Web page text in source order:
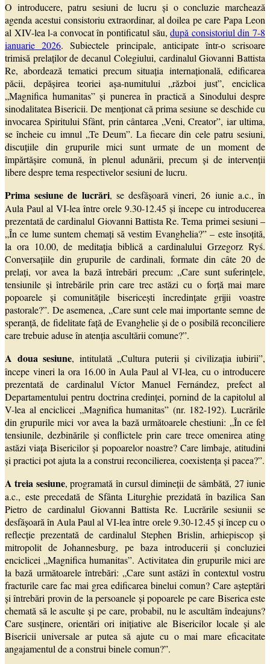
O introducere, patru sesiuni de lucru și o concluzie marchează
agenda acestui consistoriu extraordinar, al doilea pe care Papa Leon
al XIV-lea l-a convocat în pontificatul său,după consistoriul din 7-8
ianuarie 2026. Subiectele principale, anticipate într-o scrisoare
trimisă prelaților de decanul Colegiului, cardinalul Giovanni Battista
Re, abordează tematici precum situația internațională, edificarea
păcii, depășirea teoriei așa-numitului „război just”, enciclica
„Magnifica humanitas” și punerea în practică a Sinodului despre
sinodalitatea Bisericii. De menționat că prima sesiune se deschide cu
invocarea Spiritului Sfânt, prin cântarea „Veni, Creator”, iar ultima,
se încheie cu imnul „Te Deum”. La fiecare din cele patru sesiuni,
discuțiile din grupurile mici sunt urmate de un moment de
împărtășire comună, în plenul adunării, precum și de intervenții
libere despre tema respectivelor sesiuni de lucru.
Prima sesiune de lucrări, se desfășoară vineri, 26 iunie a.c., în
Aula Paul al VI-lea între orele 9.30-12.45 și începe cu introducerea
prezentată de cardinalul Giovanni Battista Re. Tema primei sesiuni –
„În ce lume suntem chemați să vestim Evanghelia?” – este însoțită,
la ora 10.00, de meditația biblică a cardinalului Grzegorz Ryś.
Conversațiile din grupurile de cardinali, formate din câte 20 de
prelați, vor avea la bază întrebări precum: „Care sunt suferințele,
tensiunile și întrebările prin care trec astăzi cu o forță mai mare
popoarele și comunitățile bisericești încredințate grijii voastre
pastorale?”. De asemenea, „Care sunt cele mai importante semne de
speranță, de fidelitate față de Evanghelie și de o posibilă reconciliere
care trebuie aduse în atenția ascultării comune?”.
A doua sesiune, intitulată „Cultura puterii și civilizația iubirii”,
începe vineri la ora 16.00 în Aula Paul al VI-lea, cu o introducere
prezentată de cardinalul Víctor Manuel Fernández, prefect al
Departamentului pentru doctrina credinței, pornind de la capitolul al
V-lea al enciclicei „Magnifica humanitas” (nr. 182-192). Lucrările
din grupurile mici vor avea la bază următoarele chestiuni: „În ce fel
tensiunile, dezbinările și conflictele prin care trece omenirea ating
astăzi viața Bisericilor și popoarelor noastre? Care limbaje, atitudini
și practici pot ajuta la a construi reconcilierea, coexistența și pacea?”.
A treia sesiune, programată în cursul dimineții de sâmbătă, 27 iunie
a.c., este precedată de Sfânta Liturghie prezidată în bazilica San
Pietro de cardinalul Giovanni Battista Re. Lucrările sesiunii se
desfășoară în Aula Paul al VI-lea între orele 9.30-12.45 și încep cu o
reflecție prezentată de cardinalul Stephen Brislin, arhiepiscop și
mitropolit de Johannesburg, pe baza introducerii și concluziei
enciclicei „Magnifica humanitas”. Activitatea din grupurile mici are
la bază următoarele întrebări: „Care sunt astăzi în contextul vostru
fracturile care fac mai grea edificarea binelui comun? Care așteptări
și întrebări provin de la persoanele și popoarele pe care Biserica este
chemată să le asculte și pe care, probabil, nu le ascultăm îndeajuns?
Care susținere, orientări ori inițiative ale Bisericilor locale și ale
Bisericii universale ar putea să ajute cu o mai mare eficacitate
angajamentul de a construi binele comun?”.